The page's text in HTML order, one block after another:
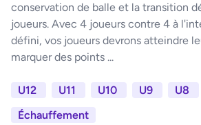
conservation de balle et la transition
joueurs. Avec 4 joueurs contre 4 à
défini, vos joueurs devrons atteindre
marquer des points ...
U12 U11 U10 U9 U8
Échauffement